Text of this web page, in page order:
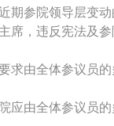
期参院领导层变
席，违反宪法及参
求由全体参议员
应由全体参议员的